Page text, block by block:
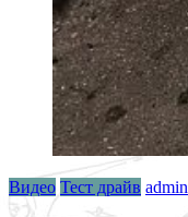
Видео Тест драйв admin